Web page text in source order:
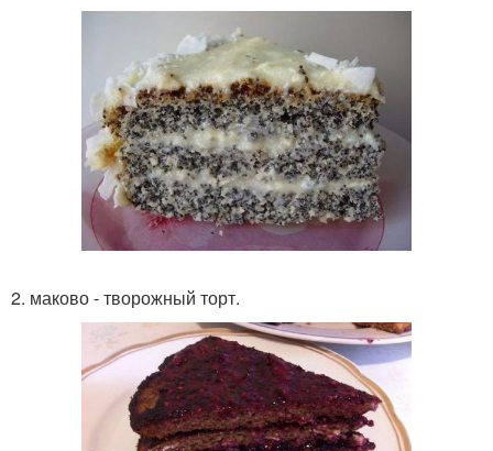
2. маково - творожный торт.